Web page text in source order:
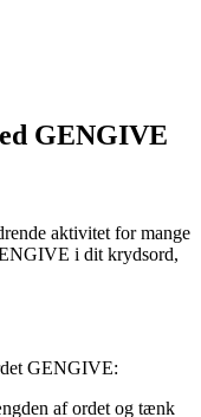
GENGIVE
aktivitet for mange
i dit krydsord,
GENGIVE:
af ordet og tænk